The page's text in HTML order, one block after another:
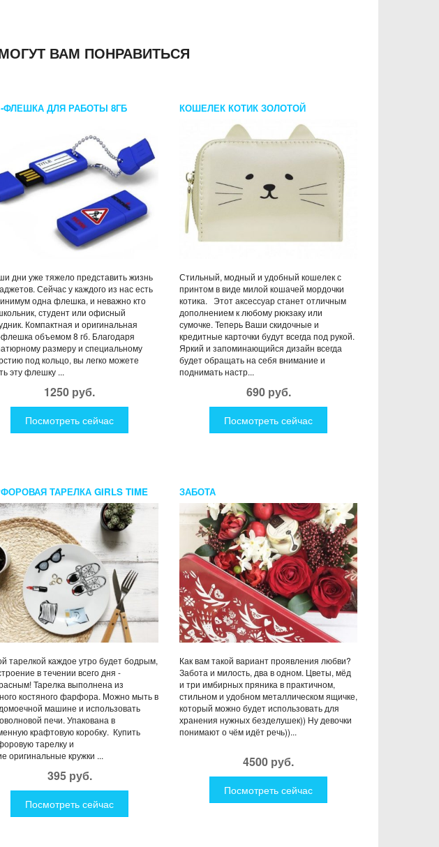
ВАМ ПОНРАВИТЬСЯ
ФЛЕШКА ДЛЯ РАБОТЫ 8ГБ
дни уже тяжело представить жизнь
Сейчас у каждого из нас есть
одна флешка, и неважно кто
студент или офисный
Компактная и оригинальная
объемом 8 гб. Благодаря
размеру и специальному
под кольцо, вы легко можете
эту флешку ...
1250 руб.
Посмотреть сейчас
КОШЕЛЕК КОТИК ЗОЛОТОЙ
Стильный, модный и удобный кошелек с
принтом в виде милой кошачей мордочки
котика. Этот аксессуар станет отличным
дополнением к любому рюкзаку или
сумочке. Теперь Ваши скидочные и
кредитные карточки будут всегда под рукой.
Яркий и запоминающийся дизайн всегда
будет обращать на себя внимание и
поднимать настр...
690 руб.
Посмотреть сейчас
ТАРЕЛКА GIRLS TIME
тарелкой каждое утро будет бодрым,
в течении всего дня -
Тарелка выполнена из
костяного фарфора. Можно мыть в
машине и использовать
печи. Упакована в
крафтовую коробку. Купить
тарелку и
оригинальные кружки ...
395 руб.
Посмотреть сейчас
ЗАБОТА
Как вам такой вариант проявления любви?
Забота и милость, два в одном. Цветы, мёд
и три имбирных пряника в практичном,
стильном и удобном металлическом ящичке,
который можно будет использовать для
хранения нужных безделушек)) Ну девочки
понимают о чём идёт речь))...
4500 руб.
Посмотреть сейчас